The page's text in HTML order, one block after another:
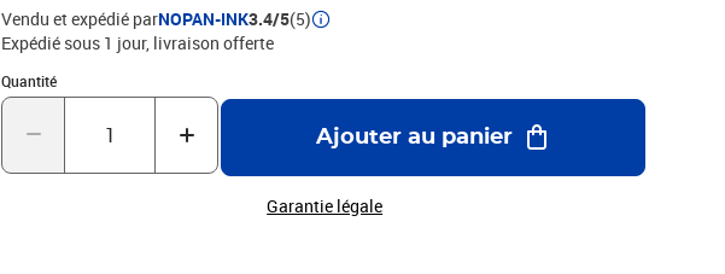
Vendu et expédié parNOPAN-INK3.4/5(5)
Expédié sous 1 jour livraison offerte
Quantité
Quantité : 1
Ajouter au panier
Garantie légale